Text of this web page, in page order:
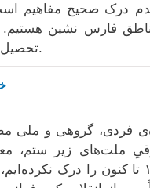
عدم درک صحیح
فارس نشین هستیم.
تحصیل دانش آموزان دراین مناطق نیز دارد.
فردی، گروهی و ملی
ملت‌های زیر ستم،
سرنوشت می‌یافت. دگرگونی‌های جهان از قرن